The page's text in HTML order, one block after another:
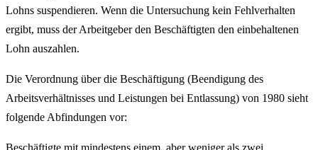
Lohns suspendieren. Wenn die Untersuchung kein Fehlverhalten
ergibt, muss der Arbeitgeber den Beschäftigten den einbehaltenen
Lohn auszahlen.
Die Verordnung über die Beschäftigung (Beendigung des
Arbeitsverhältnisses und Leistungen bei Entlassung) von 1980 sieht
folgende Abfindungen vor: